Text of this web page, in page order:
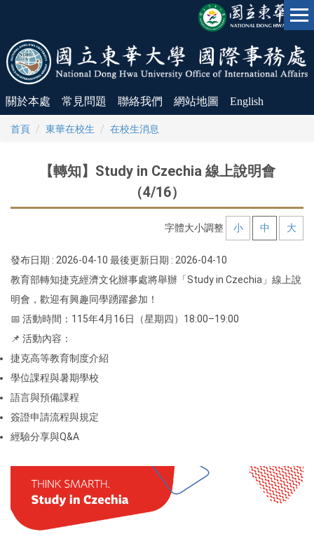
要
內
容
區
關於本處 常見問題 聯絡我們 網站地圖 English
首頁 東華在校生 在校生消息
【轉知】Study in Czechia 線上說明會
（4/16）
字體大小調整 小 中 大
發布日期 : 2026-04-10 最後更新日期 : 2026-04-10
教育部轉知捷克經濟文化辦事處將舉辦「Study in Czechia」線上說
明會，歡迎有興趣同學踴躍參加！
📅 活動時間：115年4月16日（星期四）18:00–19:00
📌 活動內容：
捷克高等教育制度介紹
學位課程與暑期學校
語言與預備課程
簽證申請流程與規定
經驗分享與Q&A